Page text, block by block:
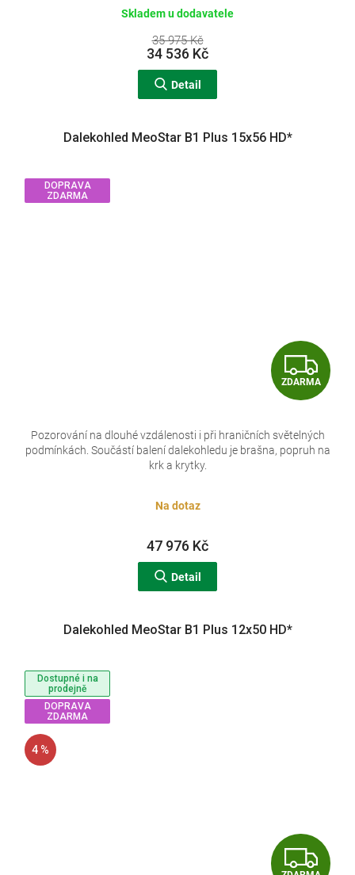
Skladem u dodavatele
35 975 Kč
34 536 Kč
Detail
DOPRAVA
ZDARMA
Z
D
A
R
ZDARMA
Dalekohled MeoStar B1 Plus 15x56 HD*
Na dotaz
47 976 Kč
Detail
Pozorování na dlouhé vzdálenosti i při hraničních světelných
podmínkách. Součástí balení dalekohledu je brašna, popruh na
krk a krytky.
Dostupné i na
prodejně
DOPRAVA
ZDARMA
4 %
Z
Dalekohled MeoStar B1 Plus 12x50 HD*